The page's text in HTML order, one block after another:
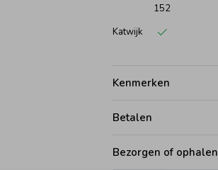
152
Katwijk
Kenmerken
Betalen
Bezorgen of ophalen